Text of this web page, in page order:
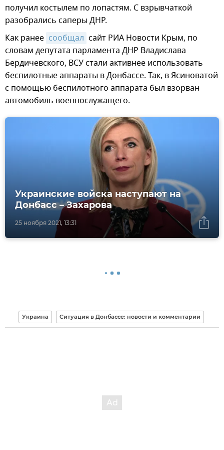
получил костылем по лопастям. С взрывчаткой
разобрались саперы ДНР.
Как ранее сообщал сайт РИА Новости Крым, по
словам депутата парламента ДНР Владислава
Бердичевского, ВСУ стали активнее использовать
беспилотные аппараты в Донбассе. Так, в Ясиноватой
с помощью беспилотного аппарата был взорван
автомобиль военнослужащего.
25 ноября 2021, 13:31
Украинские войска наступают на
Донбасс – Захарова
Украина Ситуация в Донбассе: новости и комментарии